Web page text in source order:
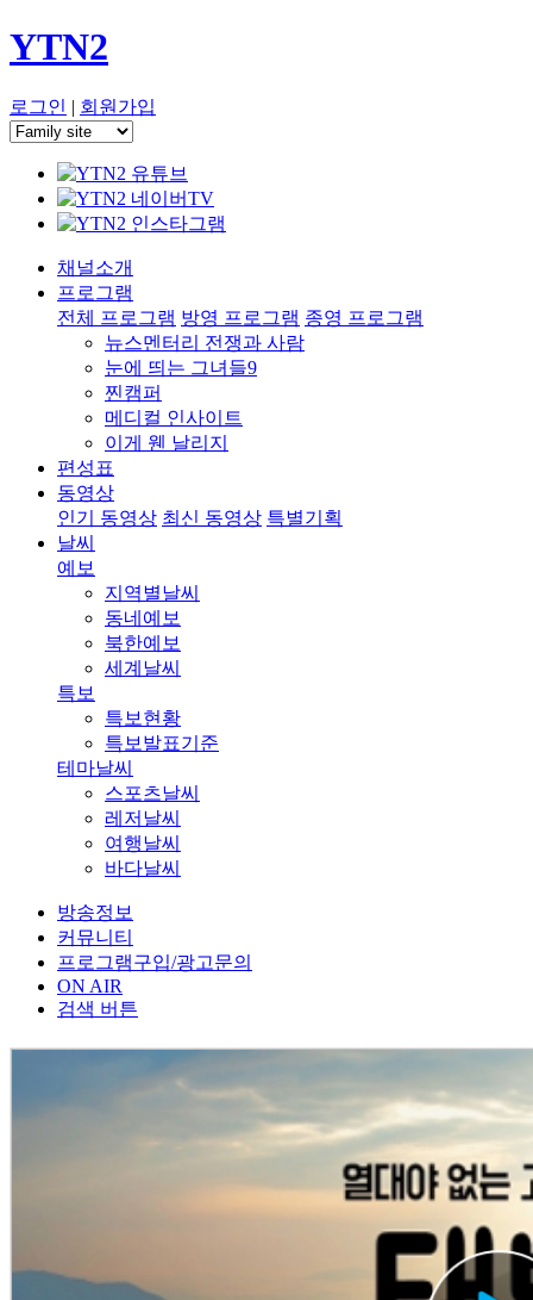
YTN2
로그인 | 회원가입
채널소개
프로그램
전체 프로그램 방영 프로그램 종영 프로그램
뉴스멘터리 전쟁과 사람
눈에 띄는 그녀들9
찐캠퍼
메디컬 인사이트
이게 웬 날리지
편성표
동영상
인기 동영상 최신 동영상 특별기획
날씨
예보
지역별날씨
동네예보
북한예보
세계날씨
특보
특보현황
특보발표기준
테마날씨
스포츠날씨
레저날씨
여행날씨
바다날씨
방송정보
커뮤니티
프로그램구입/광고문의
ON AIR
검색 버튼